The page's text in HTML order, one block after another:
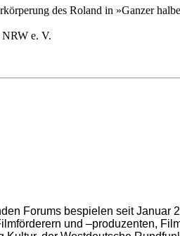
des Roland in »Ganzer
e. V.
Forums bespielen seit Januar
und –produzenten,